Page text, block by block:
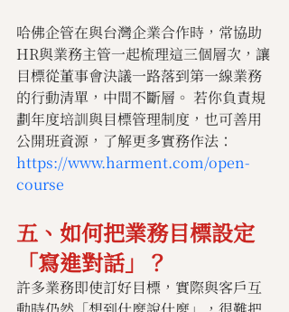
哈佛企管在與台灣企業合作時，常協助
HR與業務主管一起梳理這三個層次，讓
目標從董事會決議一路落到第一線業務
的行動清單，中間不斷層。 若你負責規
劃年度培訓與目標管理制度，也可善用
公開班資源，了解更多實務作法：
https://www.harment.com/open-
course
五、如何把業務目標設定
「寫進對話」？
許多業務即使訂好目標，實際與客戶互